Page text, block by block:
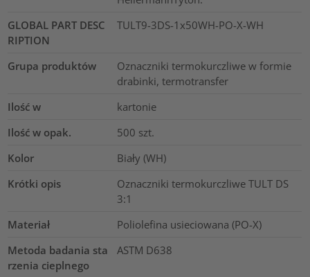
GLOBAL PART DESC
RIPTION
TULT9-3DS-1x50WH-PO-X-WH
Grupa produktów
Oznaczniki termokurczliwe w formie
drabinki, termotransfer
Ilość w
kartonie
Ilość w opak.
500 szt.
Kolor
Biały (WH)
Krótki opis
Oznaczniki termokurczliwe TULT DS
3:1
Materiał
Poliolefina usieciowana (PO-X)
Metoda badania sta
rzenia cieplnego
ASTM D638